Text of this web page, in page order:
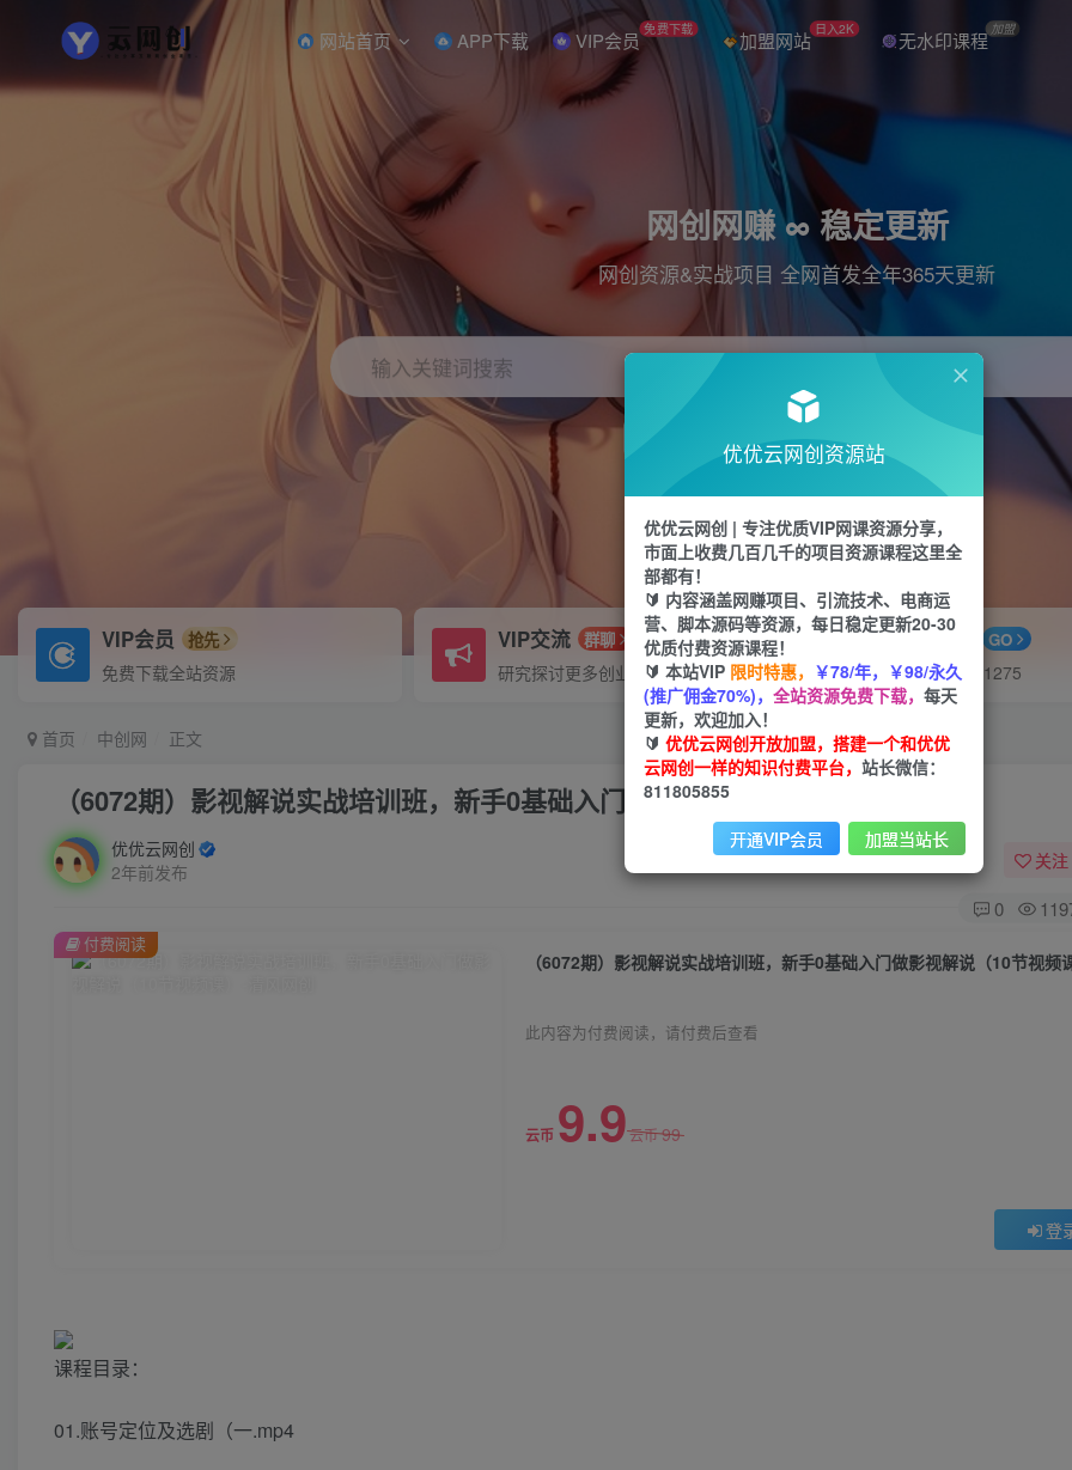
网站首页 APP下载 VIP会员 免费下载 加盟网站 日入2K 无水印课程 加盟
网创网赚 ∞ 稳定更新
网创资源&实战项目 全网首发全年365天更新
输入关键词搜索
引流 直播 电商 剪辑
VIP会员 抢先
免费下载全站资源
VIP交流 群聊
研究探讨更多创业项目路子。
APP下载 GO
站长V：hu91275
首页 中创网 正文
（6072期）影视解说实战培训班，新手0基础入门做影视解说（10节视频课）
优优云网创
2年前发布
关注
0
（6072期）影视解说实战培训班，新手0基础入门做影视解说（10节视频
此内容为付费阅读，请付费后查看
云币 9.9云币99
登
付费阅读
课程目录：
01.账号定位及选剧（一.mp4
优优云网创资源站
优优云网创 | 专注优质VIP网课资源分享，
市面上收费几百几千的项目资源课程这里全
部都有！
🔰 内容涵盖网赚项目、引流技术、电商运
营、脚本源码等资源，每日稳定更新20-30
优质付费资源课程！
🔰 本站VIP 限时特惠， ￥78/年，￥98/永久
(推广佣金70%)， 全站资源免费下载， 每天
更新，欢迎加入！
🔰 优优云网创开放加盟，搭建一个和优优
云网创一样的知识付费平台， 站长微信：
811805855
开通VIP会员 加盟当站长